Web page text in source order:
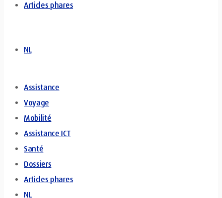
Articles phares
NL
Assistance
Voyage
Mobilité
Assistance ICT
Santé
Dossiers
Articles phares
NL